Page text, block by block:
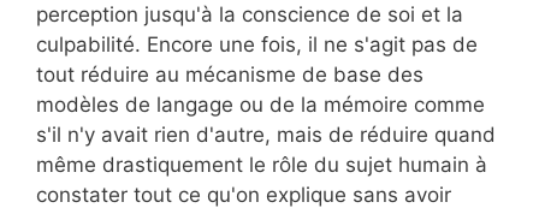
perception jusqu'à la conscience de soi et la
culpabilité. Encore une fois, il ne s'agit pas de
tout réduire au mécanisme de base des
modèles de langage ou de la mémoire comme
s'il n'y avait rien d'autre, mais de réduire quand
même drastiquement le rôle du sujet humain à
constater tout ce qu'on explique sans avoir